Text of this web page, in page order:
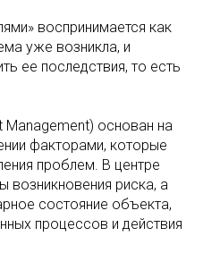
воспринимается как
уже возникла, и
ее последствия, то есть
основан на
факторами, которые
проблем. В центре
возникновения риска, а
состояние объекта,
процессов и действия